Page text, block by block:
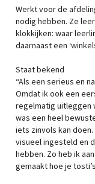
Werkt voor de
nodig hebben. Ze
klokkijken: waar
daarnaast een
Staat bekend
“Als een serieus en
Omdat ik ook een
regelmatig uitleggen
was een heel
iets zinvols kan
visueel ingesteld en
hebben. Zo heb ik
gemaakt hoe je